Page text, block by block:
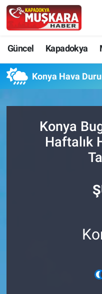
Güncel Kapadokya
Konya Hava
Konya
Haftalık
Güncel
SEÇİM
Ekonomi
Nevşehir Hava
Nevşehir Trafik
Tüm Manşetler
Son Dakika Haberleri